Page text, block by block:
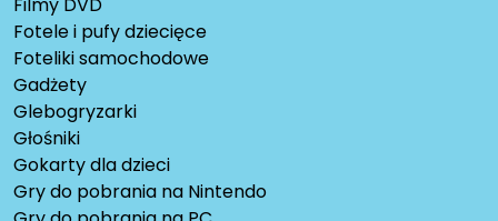
Filmy DVD
Fotele i pufy dziecięce
Foteliki samochodowe
Gadżety
Glebogryzarki
Głośniki
Gokarty dla dzieci
Gry do pobrania na Nintendo